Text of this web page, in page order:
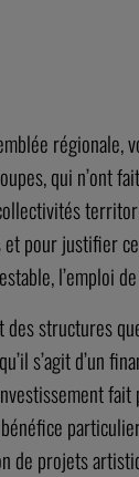
qui n’ont
pour justifier
l’emploi
des structures
s’agit d’un
projets